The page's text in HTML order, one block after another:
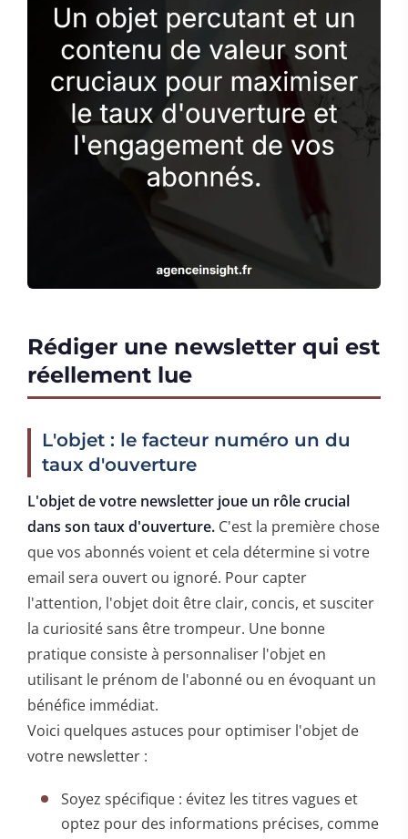
Rédiger une newsletter qui est
réellement lue
L'objet : le facteur numéro un du
taux d'ouverture
L'objet de votre newsletter joue un rôle crucial
dans son taux d'ouverture. C'est la première chose
que vos abonnés voient et cela détermine si votre
email sera ouvert ou ignoré. Pour capter
l'attention, l'objet doit être clair, concis, et susciter
la curiosité sans être trompeur. Une bonne
pratique consiste à personnaliser l'objet en
utilisant le prénom de l'abonné ou en évoquant un
bénéfice immédiat.
Voici quelques astuces pour optimiser l'objet de
votre newsletter :
Soyez spécifique : évitez les titres vagues et
optez pour des informations précises, comme